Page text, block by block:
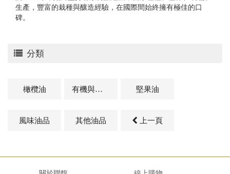
分類
橄欖油 有機與天然油品 堅果油
風味油品 其他油品 上一頁
生產，豐富的栽種與釀造經驗，在國際間始終擁有極佳的口
碑。